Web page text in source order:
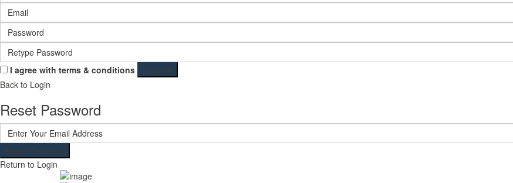
I agree with terms & conditions
Register
Back to Login
Reset Password
Reset Password
Return to Login